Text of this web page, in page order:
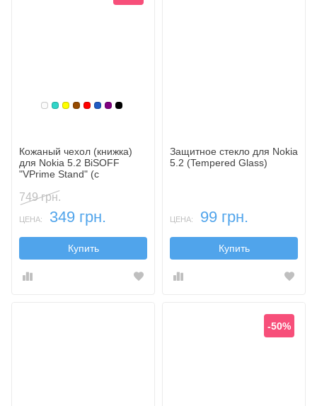
Белый
Бирюзовый
Желтый
Коричневый
Красный
Синий, темный
Фиолетовый, темный
Черный
Кожаный чехол (книжка)
для Nokia 5.2 BiSOFF
"VPrime Stand" (с
749 грн.
ЦЕНА: 349 грн.
Купить
Защитное стекло для Nokia
5.2 (Tempered Glass)
ЦЕНА: 99 грн.
Купить
-50%